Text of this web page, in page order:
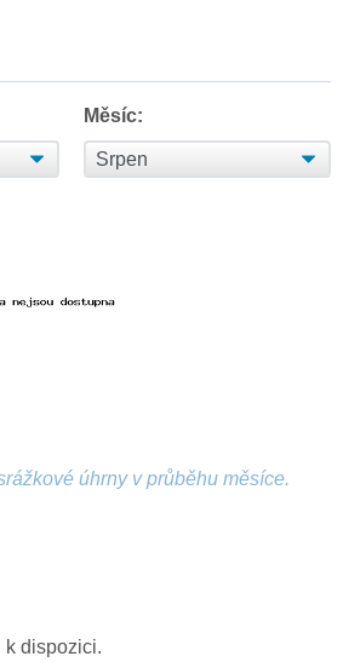
Měsíc:
úhrny v průběhu měsíce.
k dispozici.